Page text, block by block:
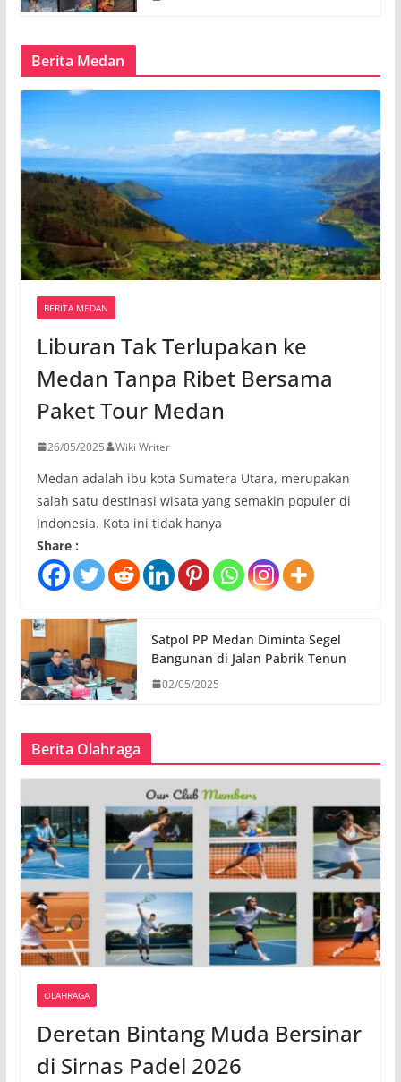
Berita Medan
BERITA MEDAN
Liburan Tak Terlupakan ke
Medan Tanpa Ribet Bersama
Paket Tour Medan
26/05/2025 Wiki Writer
Medan adalah ibu kota Sumatera Utara, merupakan
salah satu destinasi wisata yang semakin populer di
Indonesia. Kota ini tidak hanya
Share :
Satpol PP Medan Diminta Segel
Bangunan di Jalan Pabrik Tenun
02/05/2025
Berita Olahraga
OLAHRAGA
Deretan Bintang Muda Bersinar
di Sirnas Padel 2026